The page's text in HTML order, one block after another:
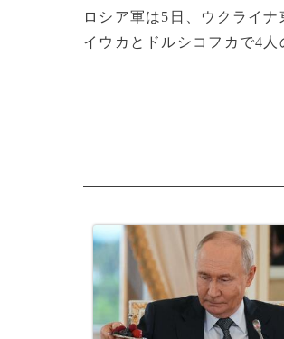
ロシア軍は5日、ウクライ
イウカとドルシコフカで4